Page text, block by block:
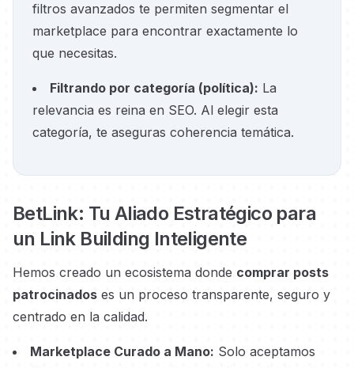
filtros avanzados te permiten segmentar el
marketplace para encontrar exactamente lo
que necesitas.
Filtrando por categoría (política): La
relevancia es reina en SEO. Al elegir esta
categoría, te aseguras coherencia temática.
BetLink: Tu Aliado Estratégico para
un Link Building Inteligente
Hemos creado un ecosistema donde comprar posts
patrocinados es un proceso transparente, seguro y
centrado en la calidad.
Marketplace Curado a Mano: Solo aceptamos